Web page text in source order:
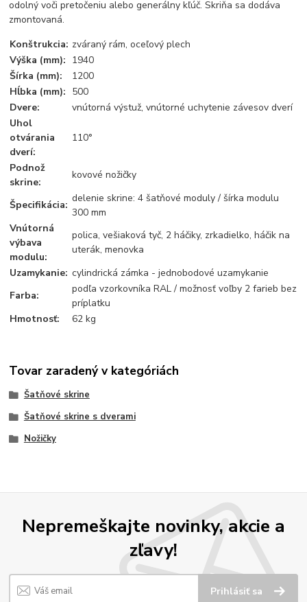
odolný voči pretočeniu alebo generálny kľúč. Skriňa sa dodáva
zmontovaná.
Konštrukcia: zváraný rám, oceľový plech
Výška (mm): 1940
Šírka (mm):
1200
Hĺbka (mm): 500
Dvere:
vnútorná výstuž, vnútorné uchytenie závesov dverí
Uhol
otvárania
dverí:
110°
Podnož
skrine:
kovové nožičky
Špecifikácia:
delenie skrine: 4 šatňové moduly / šírka modulu
300 mm
Vnútorná
výbava
modulu:
polica, vešiaková tyč, 2 háčiky, zrkadielko, háčik na
uterák, menovka
Uzamykanie: cylindrická zámka - jednobodové uzamykanie
Farba:
podľa vzorkovníka RAL / možnosť voľby 2 farieb bez
príplatku
Hmotnosť:
62 kg
Tovar zaradený v kategóriách
Šatňové skrine
Šatňové skrine s dverami
Nožičky
Nepremeškajte novinky, akcie a
zľavy!
Prihlásiť sa